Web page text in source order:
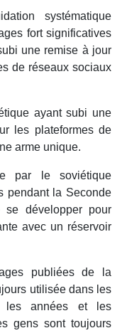
systématique
fort significatives
une remise à jour
de réseaux sociaux
ayant subi une
les plateformes de
arme unique.
par le soviétique
pendant la Seconde
se développer pour
avec un réservoir
publiées de la
utilisée dans les
les années et les
gens sont toujours